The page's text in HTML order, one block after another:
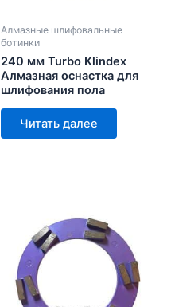
Алмазные шлифовальные
ботинки
240 мм Turbo Klindex
Алмазная оснастка для
шлифования пола
Читать далее